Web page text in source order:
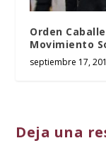
Orden
Movimiento
septiembre 17,
Deja una